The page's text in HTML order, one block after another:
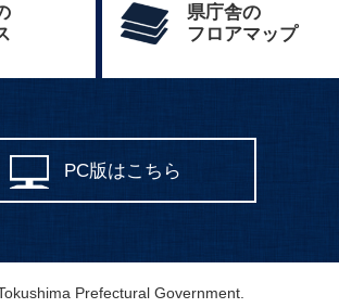
県庁舎の
フロアマップ
PC版はこちら
Prefectural Government.